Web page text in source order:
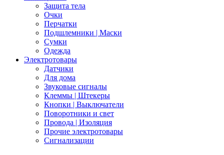
Защита тела
Очки
Перчатки
Подшлемники | Маски
Сумки
Одежда
Электротовары
Датчики
Для дома
Звуковые сигналы
Клеммы | Штекеры
Кнопки | Выключатели
Поворотники и свет
Провода | Изоляция
Прочие электротовары
Сигнализации